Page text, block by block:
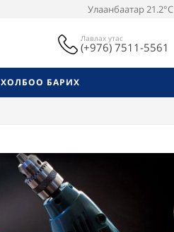
Улаанбаатар21.2°C
Лавлах утас
(+976) 7511-5561
ХОЛБОО БАРИХ